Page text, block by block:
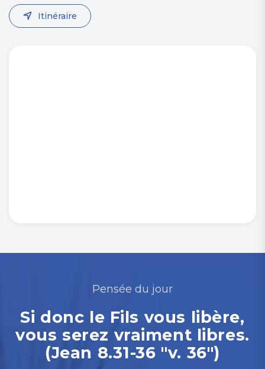
Itinéraire
Pensée du jour
Si donc le Fils vous libère,
vous serez vraiment libres.
(Jean 8.31-36 "v. 36")